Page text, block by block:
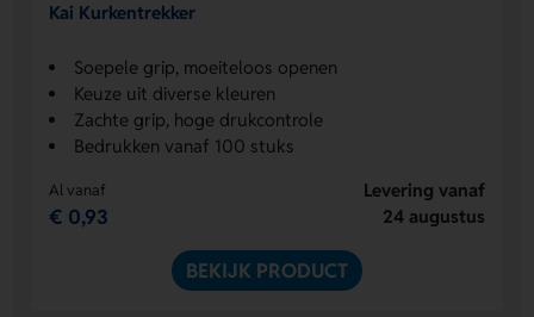
Kai Kurkentrekker
Soepele grip, moeiteloos openen
Keuze uit diverse kleuren
Zachte grip, hoge drukcontrole
Bedrukken vanaf 100 stuks
Al vanaf
€ 0,93
Levering vanaf
24 augustus
BEKIJK PRODUCT